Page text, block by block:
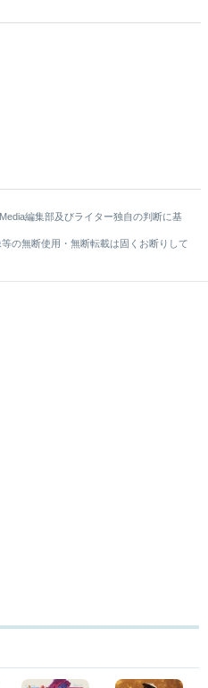
編集部及びライター独自の判断に基
の無断使用・無断転載は固くお断りして